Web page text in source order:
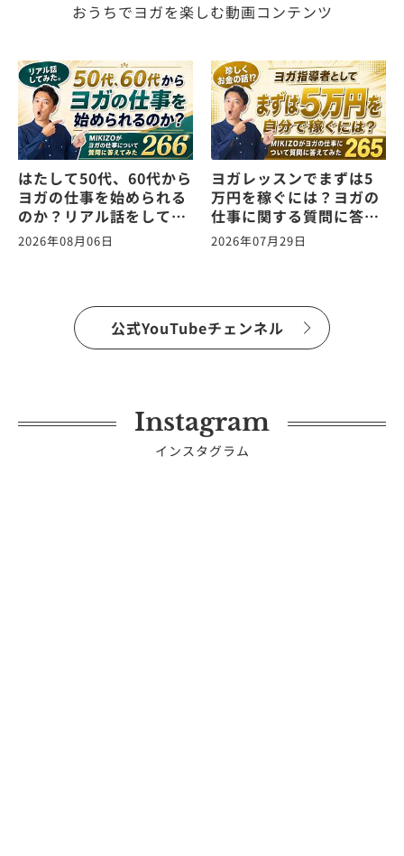
おうちでヨガを楽しむ動画コンテンツ
はたして50代、60代から
ヨガの仕事を始められる
のか？リアル話をしてみ
た。ヨガの仕事に関する
質問に答えます！
2026年08月06日
ヨガレッスンでまずは5
万円を稼ぐには？ヨガの
仕事に関する質問に答え
ます！vol.265
2026年07月29日
公式YouTubeチェンネル
Instagram
インスタグラム